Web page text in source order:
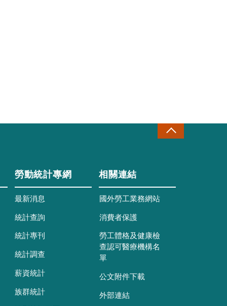
勞動統計專網
最新消息
統計查詢
統計專刊
統計調查
薪資統計
族群統計
相關連結
國外勞工業務網站
消費者保護
勞工體格及健康檢
查認可醫療機構名
單
公文附件下載
外部連結